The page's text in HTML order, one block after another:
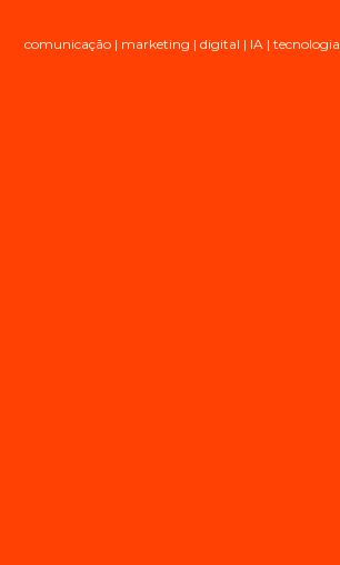
comunicação | marketing | digital | IA | tecnologia